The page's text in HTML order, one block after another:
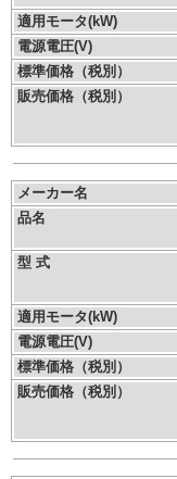
適用モータ(kW)
電源電圧(V)
標準価格（税別）
販売価格（税別）
メーカー名
品名
型 式
適用モータ(kW)
電源電圧(V)
標準価格（税別）
販売価格（税別）